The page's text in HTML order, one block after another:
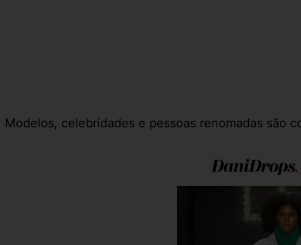
Modelos, celebridades e pessoas renomadas são